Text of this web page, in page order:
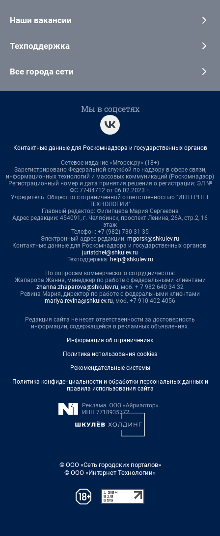
Наши вакансии
Техподдержка
Все города сети
Мы в соцсетях
Контактные данные для Роскомнадзора и государственных органов
Сетевое издание «Мгорск.ру» (18+)
Зарегистрировано Федеральной службой по надзору в сфере связи,
информационных технологий и массовых коммуникаций (Роскомнадзор)
Регистрационный номер и дата принятия решения о регистрации: ЭЛ №
ФС 77-84712 от 06.02.2023 г.
Учредитель: Общество с ограниченной ответственностью "ИНТЕРНЕТ
ТЕХНОЛОГИИ"
Главный редактор: Филипцева Мария Сергеевна
Адрес редакции: 454091, г. Челябинск, проспект Ленина, 26А, стр.2, 16
этаж
Телефон: +7 (982) 730-31-35
Электронный адрес редакции: mgorsk@shkulev.ru
Контактные данные для Роскомнадзора и государственных органов:
juristchel@shkulev.ru
Техподдержка: help@shkulev.ru
По вопросам коммерческого сотрудничества:
Жапарова Жанна, менеджер по работе с федеральными клиентами
zhanna.zhaparova@shkulev.ru, моб. + 7 982 640 34 32
Ревина Мария, директор по работе с федеральными клиентами
mariya.revina@shkulev.ru, моб. +7 910 402 4056
Редакция сайта не несет ответственности за достоверность
информации, содержащейся в рекламных объявлениях.
Информация об ограничениях
Политика использования cookies
Рекомендательные системы
Политика конфиденциальности и обработки персональных данных и
правила использования сайта
© ООО «Сеть городских порталов»
© ООО «Интернет Технологии»